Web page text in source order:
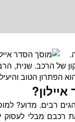
של הרכב. שנית,
הפתרון הטוב
רבים. מדוע?
מבלי לעסוק